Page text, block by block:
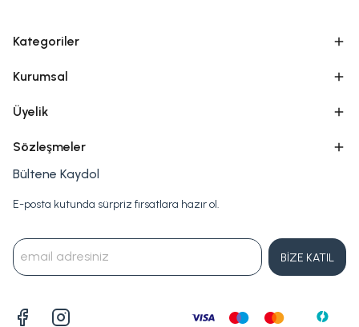
Kategoriler
Kurumsal
Üyelik
Sözleşmeler
Bültene Kaydol
E-posta kutunda sürpriz fırsatlara hazır ol.
BİZE KATIL